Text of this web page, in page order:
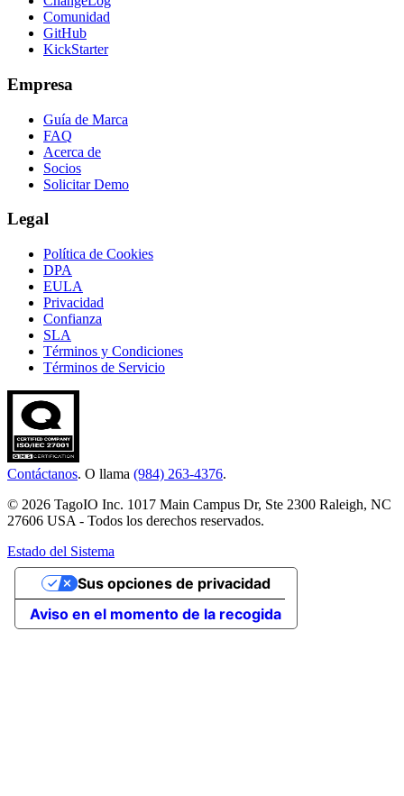
Comunidad
GitHub
KickStarter
Empresa
Guía de Marca
FAQ
Acerca de
Socios
Solicitar Demo
Legal
Política de Cookies
DPA
EULA
Privacidad
Confianza
SLA
Términos y Condiciones
Términos de Servicio
Contáctanos. O llama (984) 263-4376.
© 2026 TagoIO Inc. 1017 Main Campus Dr, Ste 2300 Raleigh, NC
27606 USA - Todos los derechos reservados.
Estado del Sistema
Aviso en el momento de la recogida
Sus opciones de privacidad